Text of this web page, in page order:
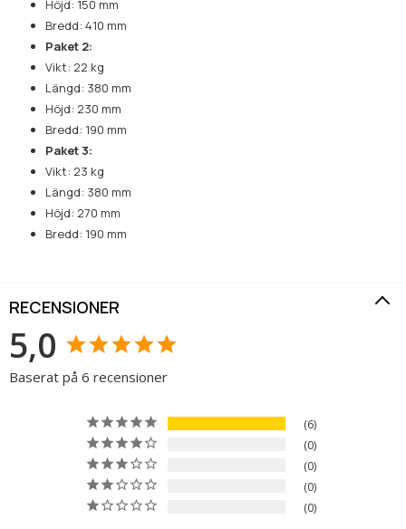
Höjd: 150 mm
Bredd: 410 mm
Paket 2:
Vikt: 22 kg
Längd: 380 mm
Höjd: 230 mm
Bredd: 190 mm
Paket 3:
Vikt: 23 kg
Längd: 380 mm
Höjd: 270 mm
Bredd: 190 mm
RECENSIONER
5,0
Baserat på 6 recensioner
6
0
0
0
0